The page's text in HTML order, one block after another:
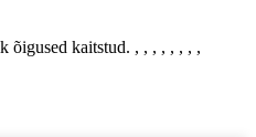
õigused kaitstud. , , , , , , , ,